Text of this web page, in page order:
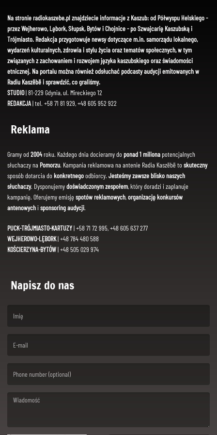
Na stronie radiokaszebe.pl znajdziecie informacje z Kaszub: od Półwyspu Helskiego -
przez Wejherowo, Lębork, Słupsk, Bytów i Chojnice - po Szwajcarię Kaszubską i
Trójmiasto. Redakcja przygotowuje newsy dotyczące m.in. samorządu lokalnego,
wydarzeń kulturalnych, zdrowia i stylu życia oraz tematów społecznych, w tym
związanych z zachowaniem i rozwojem języka kaszubskiego oraz świadomości
etnicznej. Na portalu można również odsłuchać podcasty audycji emitowanych w
Radiu Kaszëbë i sprawdzić, co graliśmy.
STUDIO| 81-229 Gdynia, ul. Mireckiego 12
REDAKCJA| tel. +58 71 81 929, +48 605 952 922
Reklama
Gramy od 2004roku. Każdego dnia docieramy do ponad 1 miliona potencjalnych
słuchaczy na Pomorzu. Kampania reklamowa na antenie Radia Kaszëbë toskuteczny
sposób dotarcia dokonkretnegoodbiorcy. Jesteśmy zawsze blisko naszych
słuchaczy. Dysponujemydoświadczonym zespołem, który doradzi i zaplanuje
kampanię. Oferujemy emisję spotów reklamowych,organizację konkursów
antenowychi sponsoring audycji.
PUCK-TRÓJMIASTO-KARTUZY| +58 71 72 995, +48 605 637 277
WEJHEROWO-LĘBORK| +48 784 480 588
KOŚCIERZYNA-BYTÓW| +48 505 029 974
Napisz do nas